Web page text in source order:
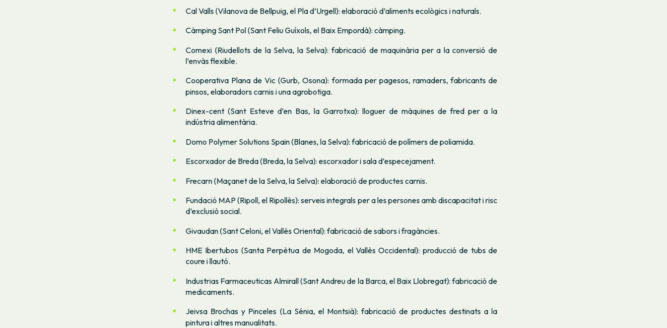
Cal Valls (Vilanova de Bellpuig, el Pla d’Urgell): elaboració d’aliments ecològics i naturals.
Càmping Sant Pol (Sant Feliu Guíxols, el Baix Empordà): càmping.
Comexi (Riudellots de la Selva, la Selva): fabricació de maquinària per a la conversió de
l’envàs flexible.
Cooperativa Plana de Vic (Gurb, Osona): formada per pagesos, ramaders, fabricants de
pinsos, elaboradors carnis i una agrobotiga.
Dinex-cent (Sant Esteve d’en Bas, la Garrotxa): lloguer de màquines de fred per a la
indústria alimentària.
Domo Polymer Solutions Spain (Blanes, la Selva): fabricació de polímers de poliamida.
Escorxador de Breda (Breda, la Selva): escorxador i sala d’especejament.
Frecarn (Maçanet de la Selva, la Selva): elaboració de productes carnis.
Fundació MAP (Ripoll, el Ripollès): serveis integrals per a les persones amb discapacitat i risc
d’exclusió social.
Givaudan (Sant Celoni, el Vallès Oriental): fabricació de sabors i fragàncies.
HME Ibertubos (Santa Perpètua de Mogoda, el Vallès Occidental): producció de tubs de
coure i llautó.
Industrias Farmaceuticas Almirall (Sant Andreu de la Barca, el Baix Llobregat): fabricació de
medicaments.
Jeivsa Brochas y Pinceles (La Sénia, el Montsià): fabricació de productes destinats a la
pintura i altres manualitats.